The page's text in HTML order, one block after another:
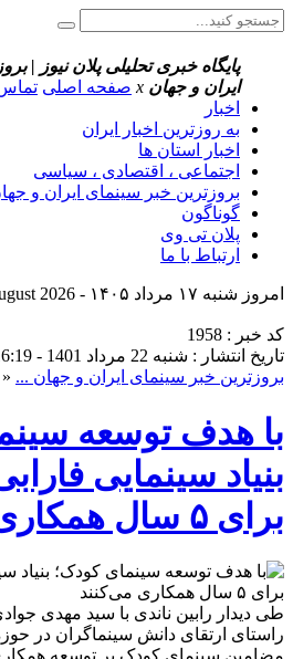
پایگاه خبری تحلیلی پلان نیوز |
ایران و جهان x صفحه اصلی تماس
اخبار
به روزترین اخبار ایران
اخبار استان ها
اجتماعی ، اقتصادی ، سیاسی
بروزترین خبر سینمای ایران و
گوناگون
پلان تی وی
ارتباط با ما
امروز شنبه ۱۷ مرداد ۱۴۰۵ - Saturday 8 August 2026
کد خبر : 1958
تاریخ انتشار : شنبه 22 مرداد 1401 - 16:19
بروزترین خبر سینمای ایران و جهان ... «
با هدف توسعه
بنیاد سینمایی
برای ۵ سال همکاری می‌کنند
طی دیدار رابین ناندی با سید مهدی
راستای ارتقای دانش سینماگران در